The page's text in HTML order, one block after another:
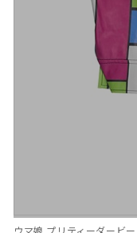
ウマ娘 プリティーダービー